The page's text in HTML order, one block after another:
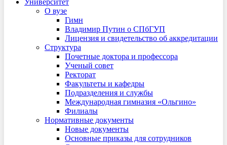
Университет
О вузе
Гимн
Владимир Путин о СПбГУП
Лицензия и свидетельство об аккредитации
Структура
Почетные доктора и профессора
Ученый совет
Ректорат
Факультеты и кафедры
Подразделения и службы
Международная гимназия «Ольгино»
Филиалы
Нормативные документы
Новые документы
Основные приказы для сотрудников